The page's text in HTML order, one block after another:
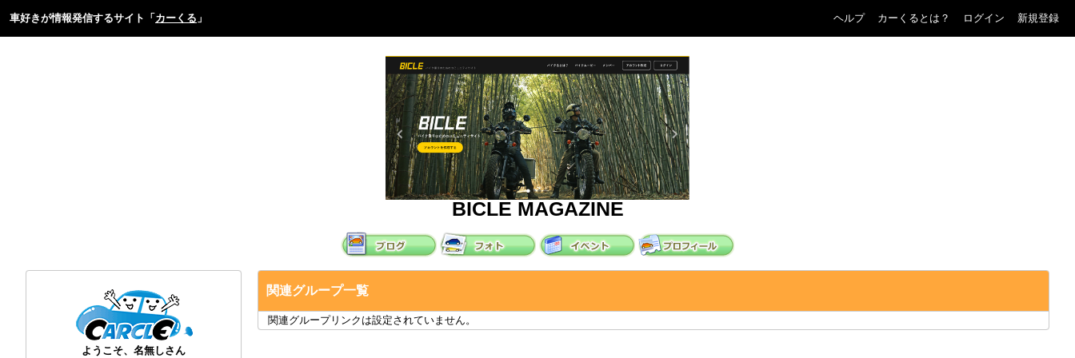
車好きが情報発信するサイト「 カーくる 」 ヘルプ カーくるとは？ ログイン 新規登録
BICLE MAGAZINE
ようこそ、名無しさん
関連グループ一覧
関連グループリンクは設定されていません。